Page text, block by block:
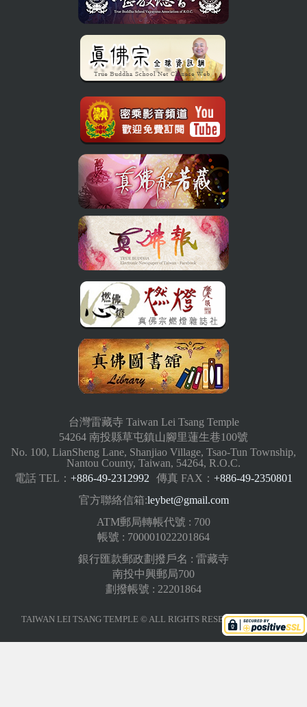
台灣雷藏寺 Taiwan Lei Tsang Temple
54264 南投縣草屯鎮山腳里蓮生巷100號
No. 100, LianSheng Lane, Shanjiao Village, Tsao-Tun Township,
Nantou County, Taiwan, 54264, R.O.C.
電話 TEL： +886-49-2312992 傳真 FAX： +886-49-2350801
官方聯絡信箱:leybet@gmail.com
ATM郵局轉帳代號 : 700
帳號 : 700001022201864
銀行匯款郵政劃撥戶名 : 雷藏寺
南投中興郵局700
劃撥帳號 : 22201864
TAIWAN LEI TSANG TEMPLE © ALL RIGHTS RESERVED.版權聲明